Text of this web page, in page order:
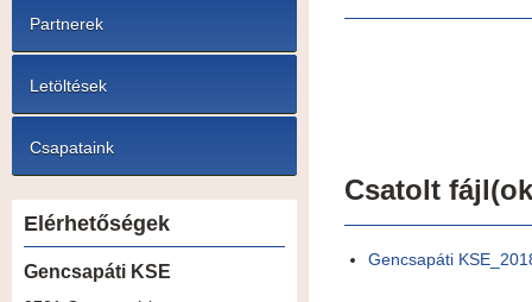
Partnerek
Letöltések
Csapataink
Elérhetőségek
Gencsapáti KSE
Csatolt
Gencsapáti